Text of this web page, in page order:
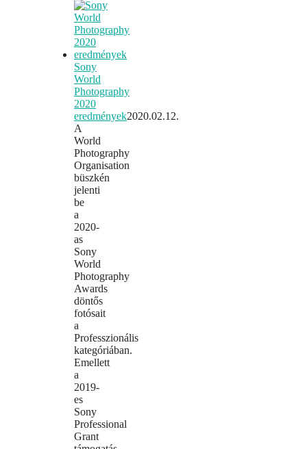
Sony
World
Photography
2020
eredmények2020.02.12.
A
World
Photography
Organisation
büszkén
jelenti
be
a
2020-
as
Sony
World
Photography
Awards
döntős
fotósait
a
Professzionális
kategóriában.
Emellett
a
2019-
es
Sony
Professional
Grant